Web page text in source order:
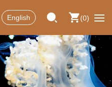
0
English